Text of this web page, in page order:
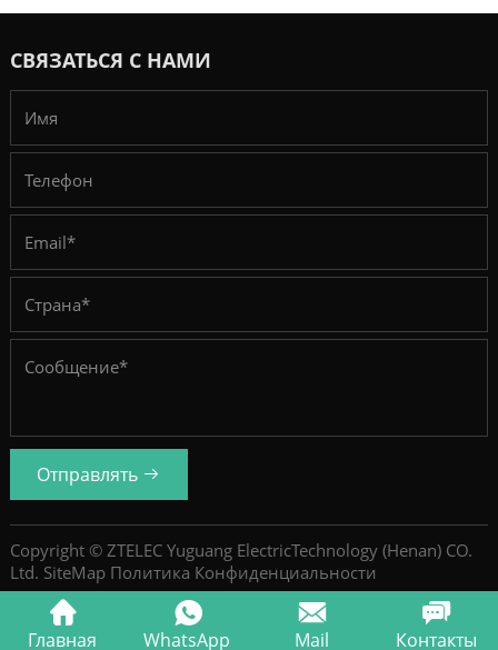
СВЯЗАТЬСЯ С НАМИ
Отправлять
Copyright © ZTELEC Yuguang ElectricTechnology (Henan) CO.
Ltd. SiteMap Политика Конфиденциальности
Главная WhatsApp Mail Контакты